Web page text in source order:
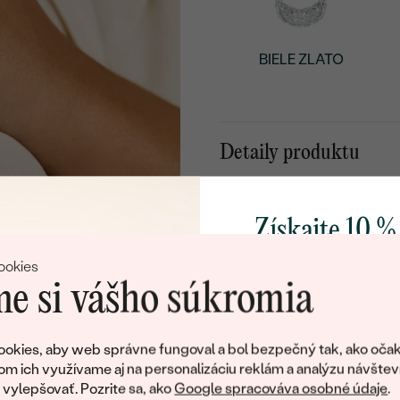
si vášho súkromia
aby web správne fungoval a bol bezpečný tak, ako
ich využívame aj na personalizáciu reklám a analýzu
Pozrite sa, akoGoogle spracováva osobné údaje.
BIELE ZLATO
Detaily produktu
DRAHOKAM:
ŠTÝL:
TYP OSADENIA:
CELKOVÁ KARÁTOVÁ
Získajte 10
poctivo vyrábaných
Ako darček na
obratom pošleme